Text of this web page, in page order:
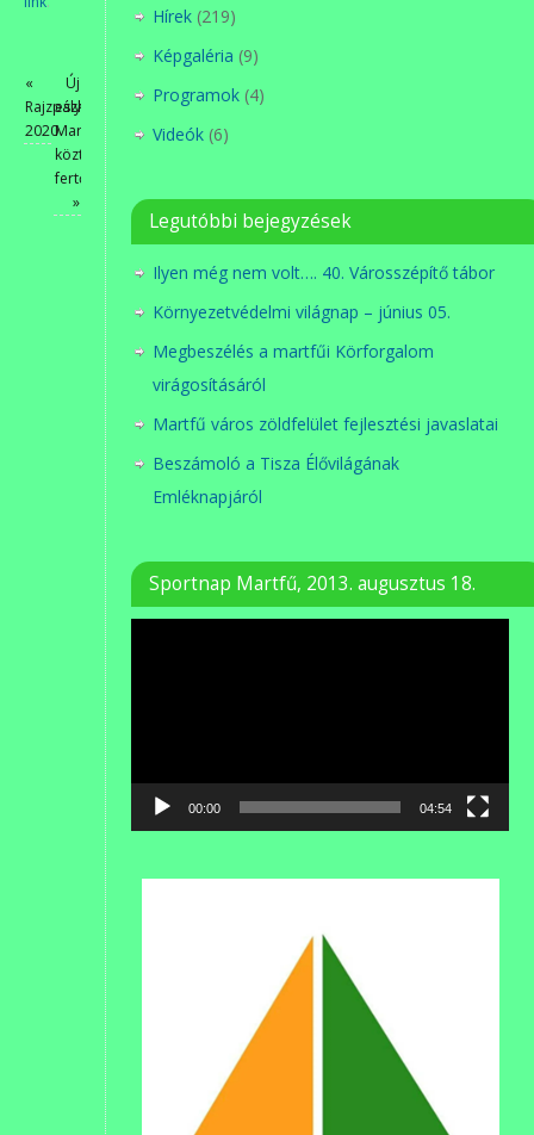
«
Rajzpályázat
2020
Új
eszközök
Martfű
közterületeinek
fertőtlenítésére
»
Hírek (219)
Képgaléria (9)
Programok (4)
Videók (6)
Legutóbbi bejegyzések
Ilyen még nem volt…. 40. Városszépítő tábor
Környezetvédelmi világnap – június 05.
Megbeszélés a martfűi Körforgalom
virágosításáról
Martfű város zöldfelület fejlesztési javaslatai
Beszámoló a Tisza Élővilágának
Emléknapjáról
Sportnap Martfű, 2013. augusztus 18.
00:00 04:54